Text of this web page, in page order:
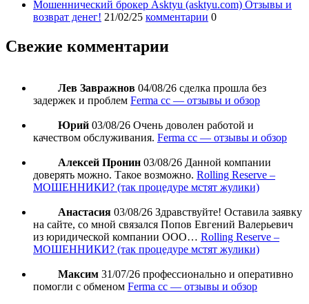
Мошеннический брокер Asktyu (asktyu.com) Отзывы и
возврат денег! 21/02/25 комментарии 0
Свежие комментарии
Лев Завражнов 04/08/26 сделка прошла без
задержек и проблем Ferma cc — отзывы и обзор
Юрий 03/08/26 Очень доволен работой и
качеством обслуживания. Ferma cc — отзывы и обзор
Алексей Пронин 03/08/26 Данной компании
доверять можно. Такое возможно. Rolling Reserve –
МОШЕННИКИ? (так процедуре мстят жулики)
Анастасия 03/08/26 Здравствуйте! Оставила заявку
на сайте, со мной связался Попов Евгений Валерьевич
из юридической компании ООО… Rolling Reserve –
МОШЕННИКИ? (так процедуре мстят жулики)
Максим 31/07/26 профессионально и оперативно
помогли с обменом Ferma cc — отзывы и обзор